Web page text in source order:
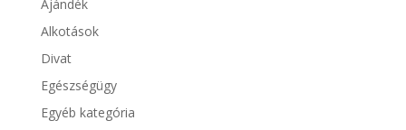
Ajándék
Alkotások
Divat
Egészségügy
Egyéb kategória